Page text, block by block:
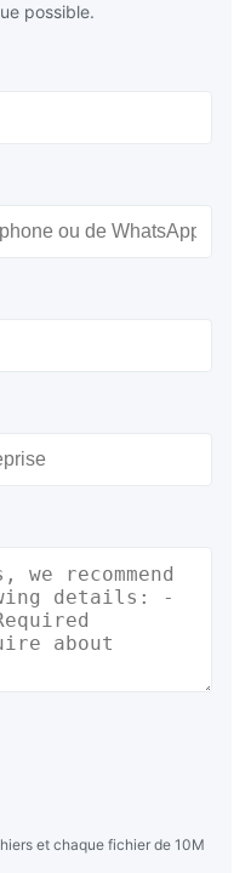
possible.
et chaque fichier de 10M